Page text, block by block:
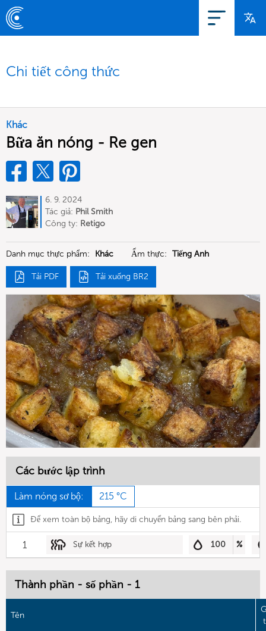
Chi tiết công thức
Khác
Bữa ăn nóng - Re gen
6. 9. 2024
Tác giả: Phil Smith
Công ty: Retigo
Danh mục thực phẩm: Khác Ẩm thực: Tiếng Anh
Tải PDF Tải xuống BR2
Các bước lập trình
Làm nóng sơ bộ: 215 °C
Để xem toàn bộ bảng, hãy di chuyển bảng sang bên phải.
1 Sự kết hợp 100 %
Thành phần - số phần - 1
Tên